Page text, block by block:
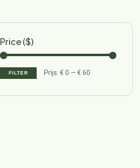
Price ($)
FILTER Prijs:€ 0 —€ 60